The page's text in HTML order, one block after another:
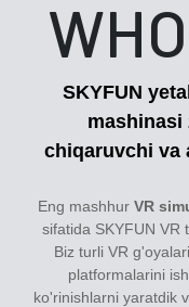
SKYFUN
mashinasi
chiqaruvchi va
Eng mashhur VR
sifatida SKYFUN VR
Biz turli VR
platformalarini
ko'rinishlarni yaratdik